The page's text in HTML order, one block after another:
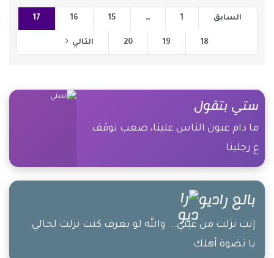
السابق 1
…
15
16
17
18
19
20 التالي
ستي بتقول
ما دام عيون الناس علينا، صعب نوقف
ع رجلينا
بالع راديو
إنت نزلت من عيني... والله لو بعرف كنت نزلت لحالي
يا نضوة أهلك